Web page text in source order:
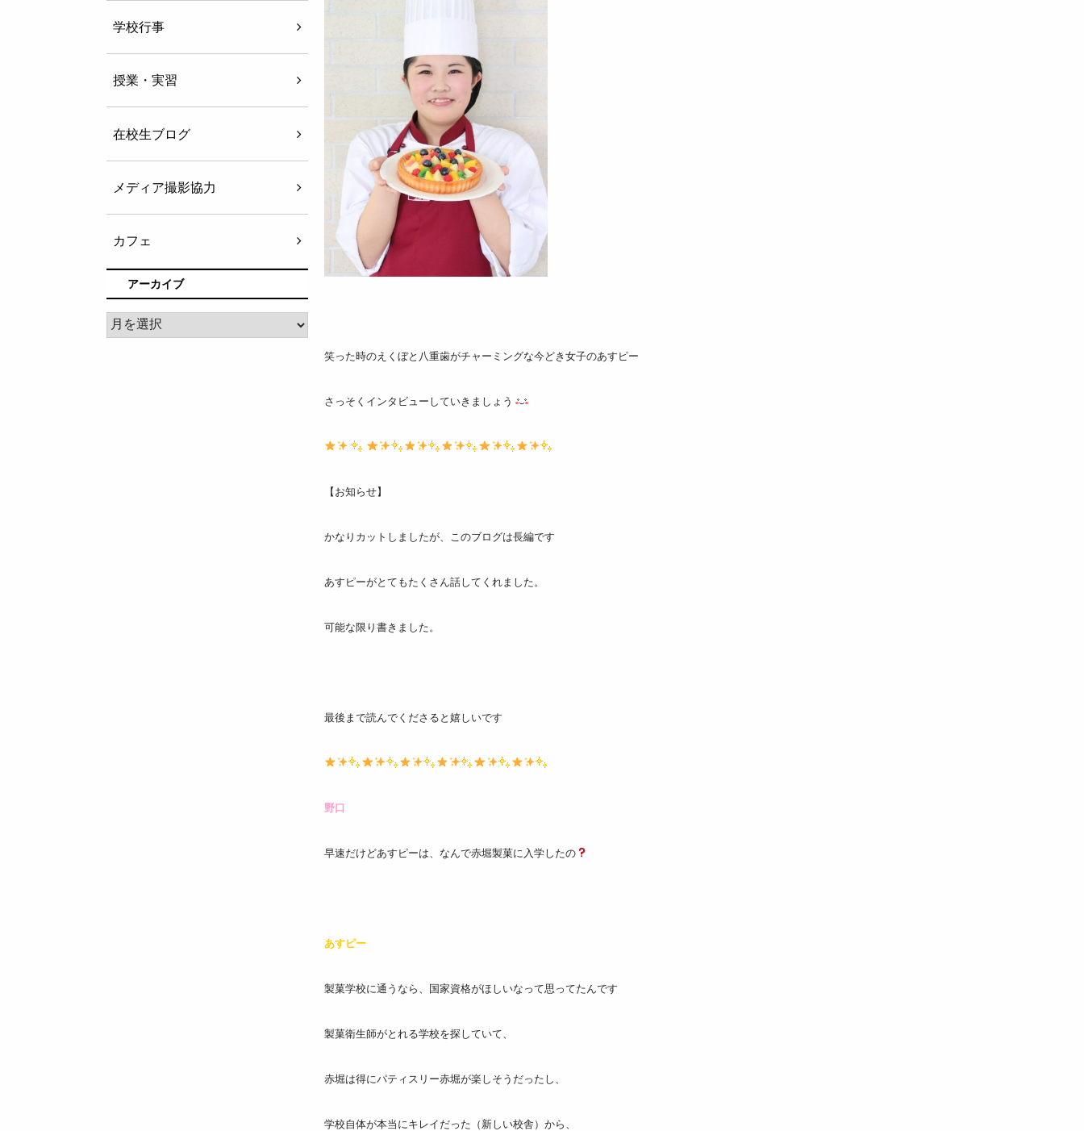
笑った時のえくぼと八重歯がチャーミングな今どき女子のあすピー
さっそくインタビューしていきましょう
【お知らせ】
かなりカットしましたが、このブログは長編です
あすピーがとてもたくさん話してくれました。
可能な限り書きました。
最後まで読んでくださると嬉しいです
野口
早速だけどあすピーは、なんで赤堀製菓に入学したの
あすピー
製菓学校に通うなら、国家資格がほしいなって思ってたんです
製菓衛生師がとれる学校を探していて、
赤堀は得にパティスリー赤堀が楽しそうだったし、
学校自体が本当にキレイだった（新しい校舎）から、
学校行事
授業・実習
在校生ブログ
メディア撮影協力
カフェ
アーカイブ
ア
ー